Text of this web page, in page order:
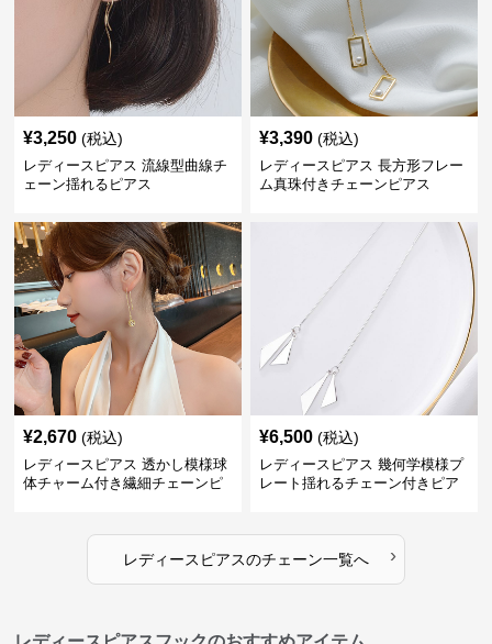
¥3,250 (税込)
レディースピアス 流線型曲線チ
ェーン揺れるピアス
¥3,390 (税込)
レディースピアス 長方形フレー
ム真珠付きチェーンピアス
¥2,670 (税込)
レディースピアス 透かし模様球
体チャーム付き繊細チェーンピ
¥6,500 (税込)
レディースピアス 幾何学模様プ
レート揺れるチェーン付きピア
レディースピアスのチェーン一覧へ ›